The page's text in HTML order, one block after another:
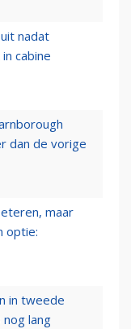
nadat
cabine
dan de vorige
maar
optie:
in tweede
lang